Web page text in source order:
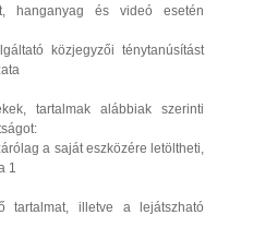
hanganyag és videó esetén
közjegyzői ténytanúsítást
tartalmak alábbiak szerinti
a saját eszközére letöltheti,
1
tartalmat, illetve a lejátszható